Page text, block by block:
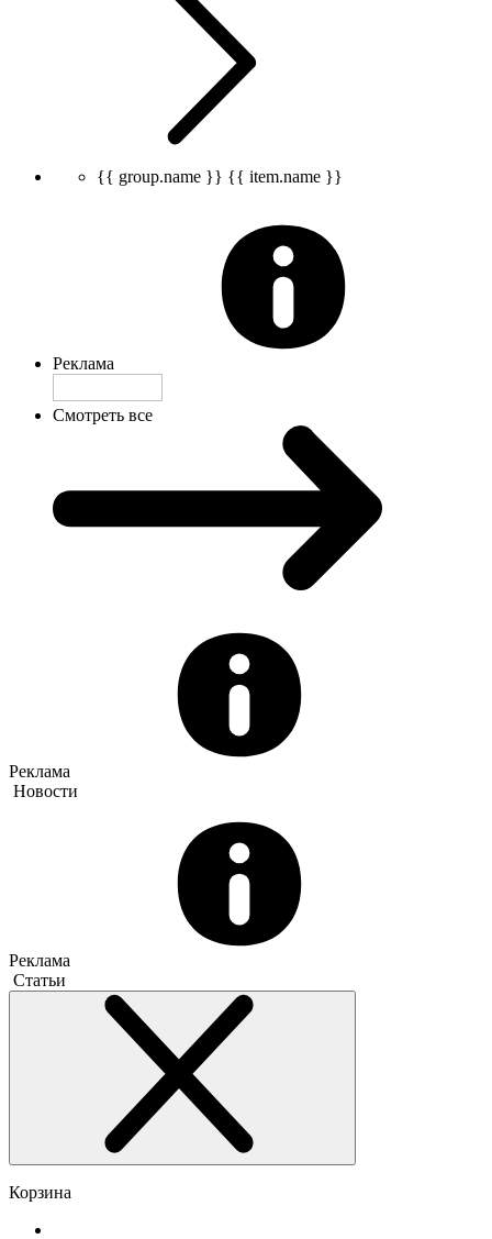
{{ group.name }} {{ item.name }}
Реклама
Смотреть все
Реклама
Новости
Реклама
Статьи
Корзина